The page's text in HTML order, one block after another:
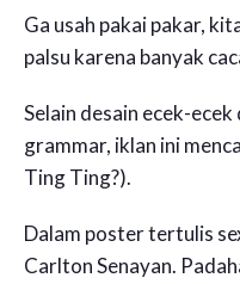
Ga usah pakai pakar,
palsu karena banyak
Selain desain ecek-
grammar, iklan ini
Ting Ting?).
Dalam poster tertulis
Carlton Senayan.